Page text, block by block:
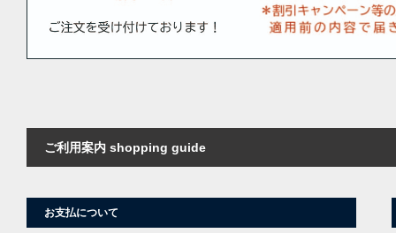
ご利用案内 shopping guide
お支払について